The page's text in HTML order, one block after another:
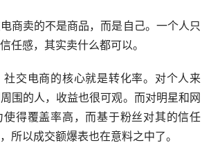
商卖的不是商品，而是自己。一个人只
任感，其实卖什么都可以。
社交电商的核心就是转化率。对个人来
围的人，收益也很可观。而对明星和网
得覆盖率高，而基于粉丝对其的信任
所以成交额爆表也在意料之中了。